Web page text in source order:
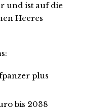
und ist auf die
Heeres
plus
bis 2038